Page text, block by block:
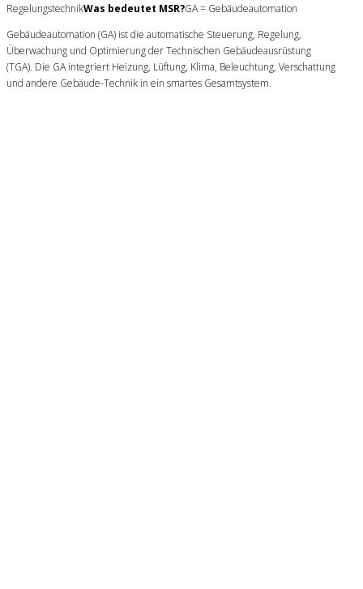
RegelungstechnikWas bedeutet MSR?GA = Gebäudeautomation
Gebäudeautomation (GA) ist die automatische Steuerung, Regelung,
Überwachung und Optimierung der Technischen Gebäudeausrüstung
(TGA). Die GA integriert Heizung, Lüftung, Klima, Beleuchtung, Verschattung
und andere Gebäude-Technik in ein smartes Gesamtsystem.